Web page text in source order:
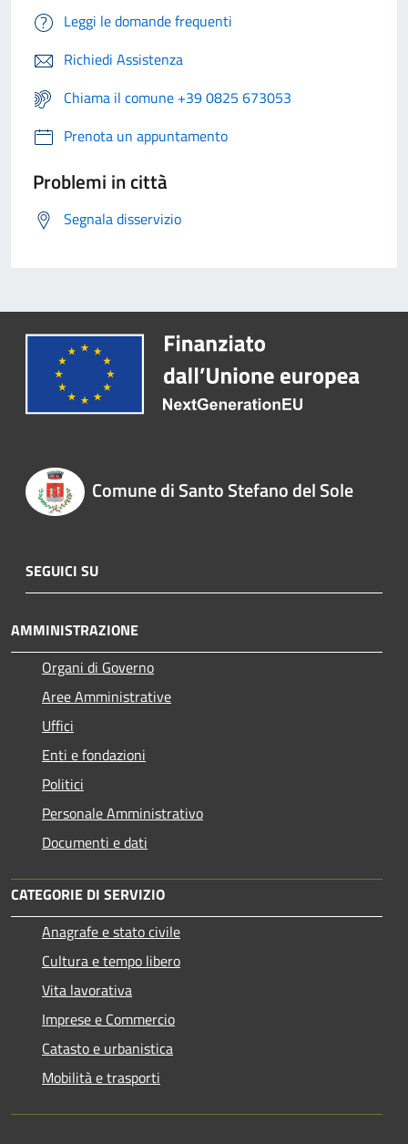
Leggi le domande frequenti
Richiedi Assistenza
Chiama il comune +39 0825 673053
Prenota un appuntamento
Problemi in città
Segnala disservizio
Comune di Santo Stefano del Sole
SEGUICI SU
AMMINISTRAZIONE
Organi di Governo
Aree Amministrative
Uffici
Enti e fondazioni
Politici
Personale Amministrativo
Documenti e dati
CATEGORIE DI SERVIZIO
Anagrafe e stato civile
Cultura e tempo libero
Vita lavorativa
Imprese e Commercio
Catasto e urbanistica
Mobilità e trasporti